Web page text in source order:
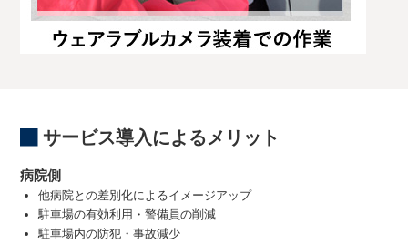
サービス導入によるメリット
病院側
他病院との差別化によるイメージアップ
駐車場の有効利用・警備員の削減
駐車場内の防犯・事故減少